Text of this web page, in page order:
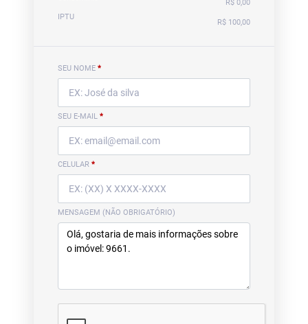
R$ 0,00
IPTU
R$ 100,00
SEU NOME *
SEU E-MAIL *
CELULAR *
MENSAGEM (NÃO OBRIGATÓRIO)